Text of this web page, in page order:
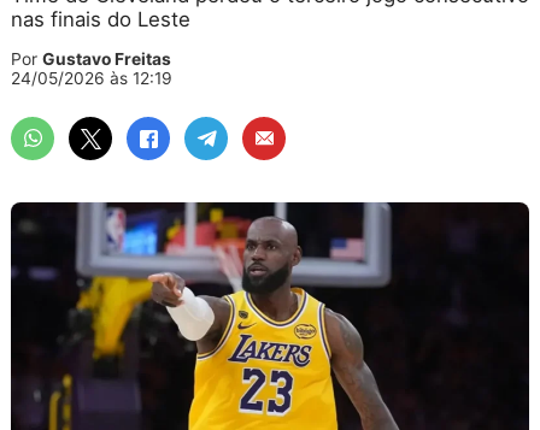
nas finais do Leste
Por Gustavo Freitas
24/05/2026 às 12:19